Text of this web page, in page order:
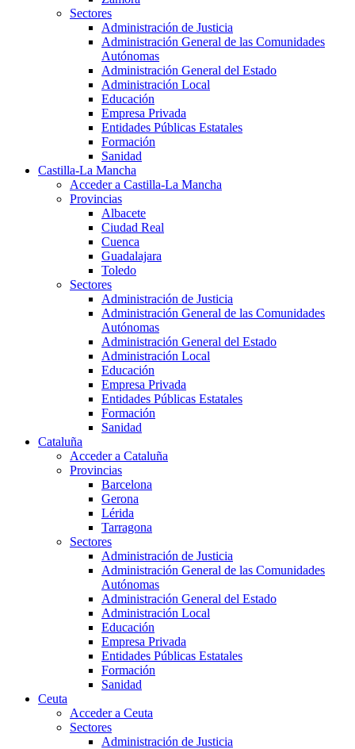
Sectores
Administración de Justicia
Administración General de las Comunidades
Autónomas
Administración General del Estado
Administración Local
Educación
Empresa Privada
Entidades Públicas Estatales
Formación
Sanidad
Castilla-La Mancha
Acceder a Castilla-La Mancha
Provincias
Albacete
Ciudad Real
Cuenca
Guadalajara
Toledo
Sectores
Administración de Justicia
Administración General de las Comunidades
Autónomas
Administración General del Estado
Administración Local
Educación
Empresa Privada
Entidades Públicas Estatales
Formación
Sanidad
Cataluña
Acceder a Cataluña
Provincias
Barcelona
Gerona
Lérida
Tarragona
Sectores
Administración de Justicia
Administración General de las Comunidades
Autónomas
Administración General del Estado
Administración Local
Educación
Empresa Privada
Entidades Públicas Estatales
Formación
Sanidad
Ceuta
Acceder a Ceuta
Sectores
Administración de Justicia